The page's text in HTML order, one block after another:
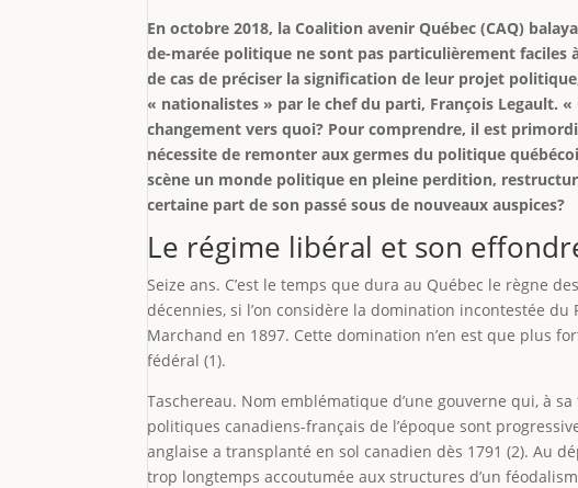
En octobre 2018, la Coalition avenir Québec (CAQ)
de-marée politique ne sont pas particulièrement faciles
de cas de préciser la signification de leur projet
« nationalistes » par le chef du parti, François Legault.
changement vers quoi? Pour comprendre, il est
nécessite de remonter aux germes du politique
scène un monde politique en pleine perdition,
certaine part de son passé sous de nouveaux auspices?
Le régime libéral et son
Seize ans. C’est le temps que dura au Québec le règne
décennies, si l’on considère la domination incontestée
Marchand en 1897. Cette domination n’en est que plus
fédéral (1).
Taschereau. Nom emblématique d’une gouverne qui, à
politiques canadiens-français de l’époque sont
anglaise a transplanté en sol canadien dès 1791 (2). Au
trop longtemps accoutumée aux structures d’un